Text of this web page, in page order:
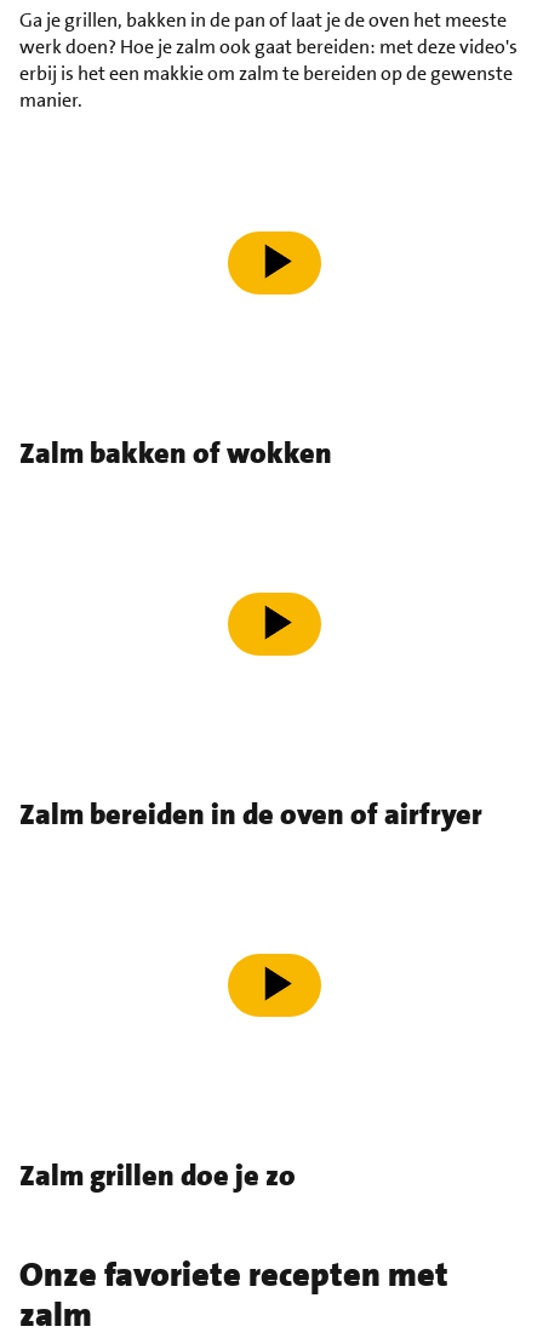
Ga je grillen, bakken in de pan of laat je de oven het meeste
werk doen? Hoe je zalm ook gaat bereiden: met deze video's
erbij is het een makkie om zalm te bereiden op de gewenste
manier.
speel video af
Zalm bakken of wokken
speel video af
Zalm bereiden in de oven of airfryer
speel video af
Zalm grillen doe je zo
Onze favoriete recepten met
zalm